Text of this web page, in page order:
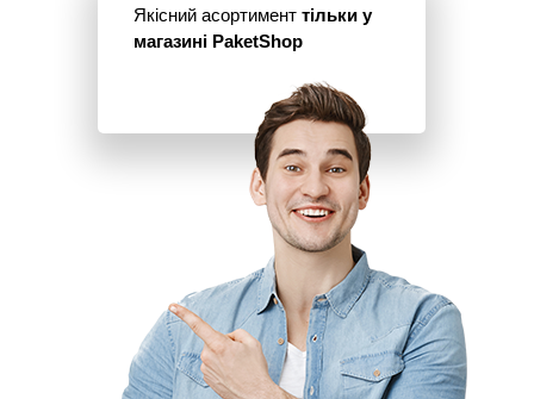
Якісний асортимент тільки у
магазині PaketShop